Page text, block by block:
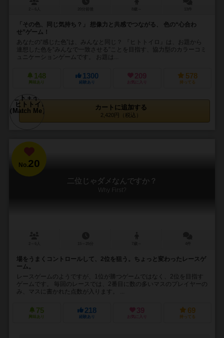
「その色、同じ気持ち？」 想像力と共感でつながる、 色の“心合わ
せ”ゲーム！
あなたの“感じた色”は、みんなと同じ？ 『ヒトトイロ』は、お題から
連想した色を“みんなで一致させる”ことを目指す、協力型のカラーコミ
ュニケーションゲームです。 お題は...
148
興味あり
1300
経験あり
209
お気に入り
578
持ってる
カートに追加する
2,420円（税込）
No.20
二位じゃダメなんですか？
Why First?
場をうまくコントロールして、2位を狙う。ちょっと変わったレースゲ
ーム。
レースゲームのようですが、1位が勝つゲームではなく、2位を目指す
ゲームです。 毎回のレースでは、2番目に数の多いマスのプレイヤーの
み、マスに書かれた点数が入ります。 ...
75
興味あり
218
経験あり
39
お気に入り
69
持ってる